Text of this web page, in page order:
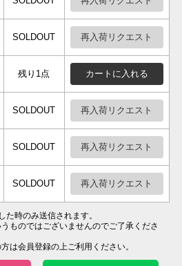
SOLDOUT 再入荷リクエスト
残り1点 カートに入れる
SOLDOUT 再入荷リクエスト
SOLDOUT 再入荷リクエスト
SOLDOUT 再入荷リクエスト
た時のみ送信されます。
ものではございませんのでご了承くださ
は会員登録の上ご利用ください。